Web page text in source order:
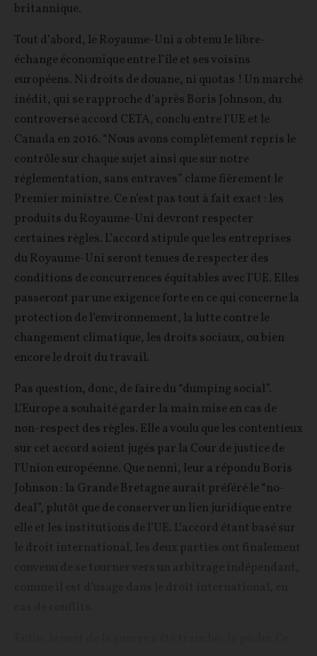
britannique.
Tout d’abord, le Royaume-Uni a obtenu le libre-
échange économique entre l’île et ses voisins
européens. Ni droits de douane, ni quotas ! Un marché
inédit, qui se rapproche d’après Boris Johnson, du
controversé accord CETA, conclu entre l’UE et le
Canada en 2016. “Nous avons complètement repris le
contrôle sur chaque sujet ainsi que sur notre
réglementation, sans entraves” clame fièrement le
Premier ministre. Ce n’est pas tout à fait exact : les
produits du Royaume-Uni devront respecter
certaines règles. L’accord stipule que les entreprises
du Royaume-Uni seront tenues de respecter des
conditions de concurrences équitables avec l’UE. Elles
passeront par une exigence forte en ce qui concerne la
protection de l’environnement, la lutte contre le
changement climatique, les droits sociaux, ou bien
encore le droit du travail.
Pas question, donc, de faire du “dumping social”.
L’Europe a souhaité garder la main mise en cas de
non-respect des règles. Elle a voulu que les contentieux
sur cet accord soient jugés par la Cour de justice de
l’Union européenne. Que nenni, leur a répondu Boris
Johnson : la Grande Bretagne aurait préféré le “no-
deal”, plutôt que de conserver un lien juridique entre
elle et les institutions de l’UE. L’accord étant basé sur
le droit international, les deux parties ont finalement